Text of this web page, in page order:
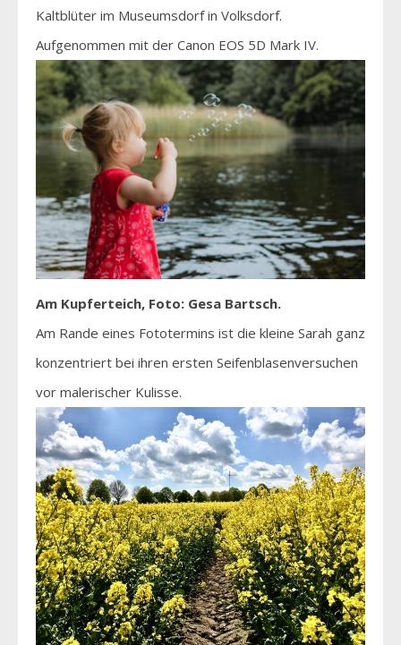
Kaltblüter im Museumsdorf in Volksdorf.
Aufgenommen mit der Canon EOS 5D Mark IV.
Am Kupferteich, Foto: Gesa Bartsch.
Am Rande eines Fototermins ist die kleine Sarah ganz
konzentriert bei ihren ersten Seifenblasenversuchen
vor malerischer Kulisse.